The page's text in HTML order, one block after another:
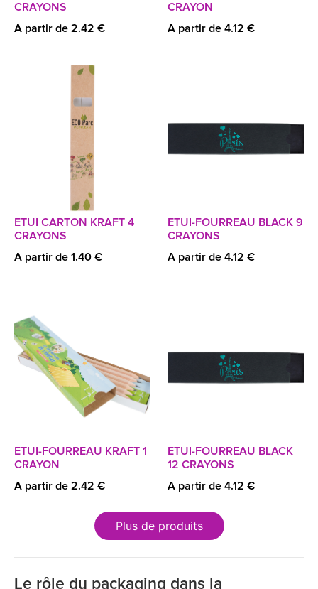
CRAYONS
A partir de 2.42 €
CRAYON
A partir de 4.12 €
ETUI CARTON KRAFT 4
CRAYONS
A partir de 1.40 €
ETUI-FOURREAU BLACK 9
CRAYONS
A partir de 4.12 €
ETUI-FOURREAU KRAFT 1
CRAYON
A partir de 2.42 €
ETUI-FOURREAU BLACK
12 CRAYONS
A partir de 4.12 €
Plus de produits
Le rôle du packaging dans la